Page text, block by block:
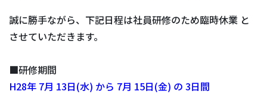
誠に勝手ながら、下記日程は社員研修のため臨時休業 と
させていただきます。
■研修期間
H28年 7月 13日(水) から 7月 15日(⾦) の 3日間